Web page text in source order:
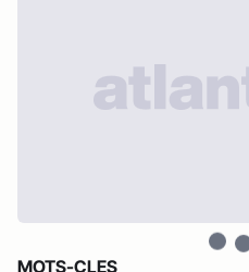
MOTS-CLES